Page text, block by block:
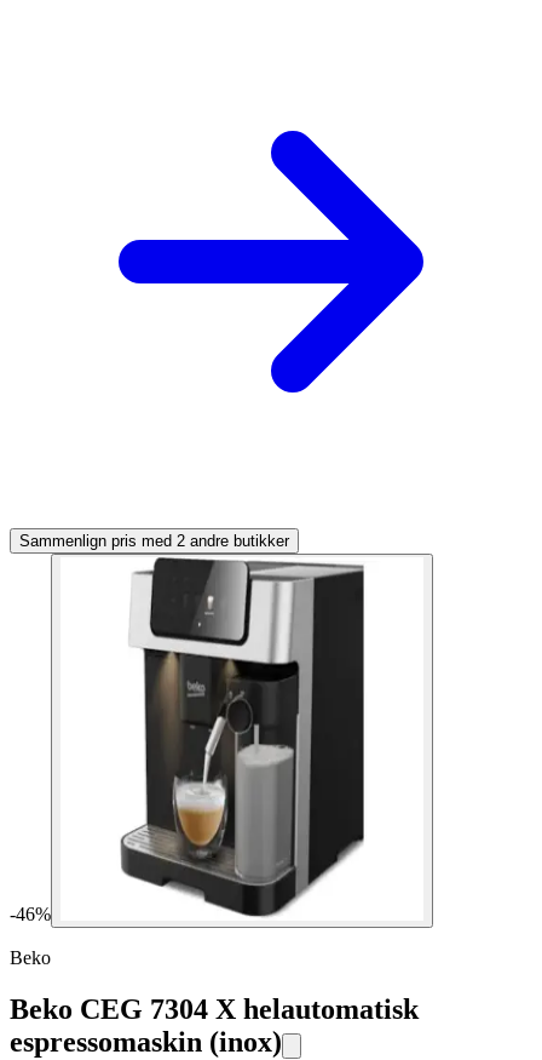
Sammenlign pris med 2 andre butikker
-46%
Beko
Beko CEG 7304 X helautomatisk
espressomaskin (inox)